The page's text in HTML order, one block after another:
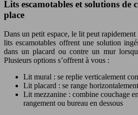
Lits escamotables et solutions de
place
Dans un petit espace, le lit peut
lits escamotables offrent une solution
dans un placard ou contre un mur
Plusieurs options s’offrent à vous :
Lit mural : se replie verticalement
Lit placard : se range
Lit mezzanine : combine couchage
rangement ou bureau en dessous